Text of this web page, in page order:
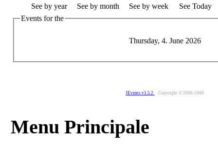
See by year See by month See by week
See Today
Events for the
Thursday, 4. June 2026
JEvents v1.5.2 Copyright © 2006-2009
Menu Principale